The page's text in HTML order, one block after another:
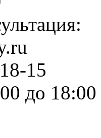
15
до 18:00